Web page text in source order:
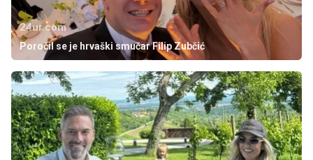
24ur.com
Poročil se je hrvaški smučar Filip Zubčić